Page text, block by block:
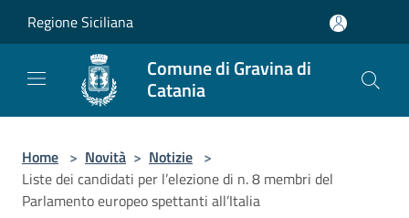
Regione Siciliana
Comune di Gravina di
Catania
Home > Novità > Notizie >
Liste dei candidati per l’elezione di n. 8 membri del
Parlamento europeo spettanti all’Italia